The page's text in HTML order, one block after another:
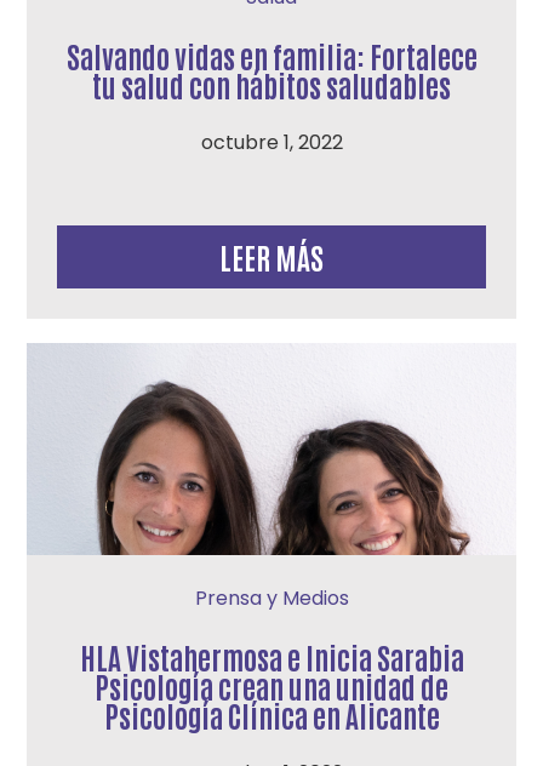
Salvando vidas en familia: Fortalece
tu salud con hábitos saludables
octubre 1, 2022
LEER MÁS
Prensa y Medios
HLA Vistahermosa e Inicia Sarabia
Psicología crean una unidad de
Psicología Clínica en Alicante